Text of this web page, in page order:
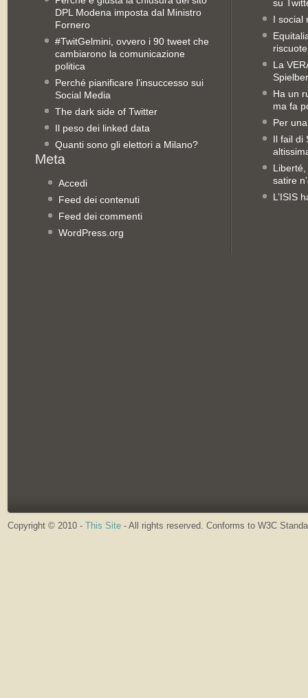
DPL Modena imposta dal Ministro
Fornero
#TwitGelmini, ovvero i 90 tweet che
cambiarono la comunicazione
politica
Perché pianificare l’insuccesso sui
Social Media
The dark side of Twitter
Il peso dei linked data
Quanti sono gli elettori a Milano?
Accedi
Feed dei contenuti
Feed dei commenti
WordPress.org
su
I social
La
Ha un
ma fa
Per
Il fail di
satire
L’ISIS
Copyright © 2010 - This Site - All rights reserved. Conforms to W3C